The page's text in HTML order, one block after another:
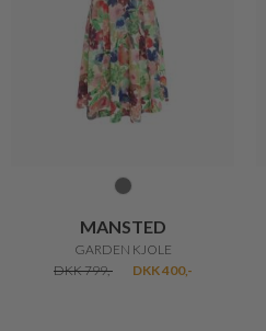
MANSTED
GARDEN KJOLE
DKK 799,-
DKK 400,-